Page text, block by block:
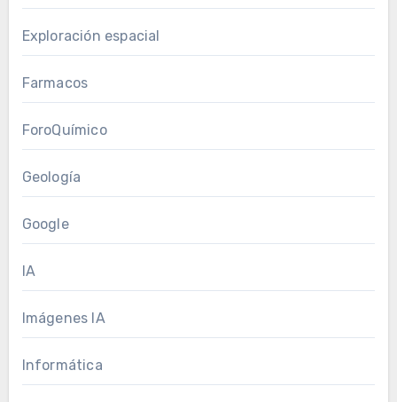
Exploración espacial
Farmacos
ForoQuímico
Geología
Google
IA
Imágenes IA
Informática